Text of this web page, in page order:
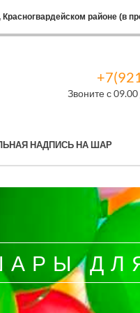
районе (в
Звоните с
НАДПИСЬ НА ШАР